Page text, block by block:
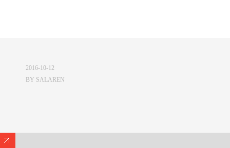
2016-10-12
BY SALAREN